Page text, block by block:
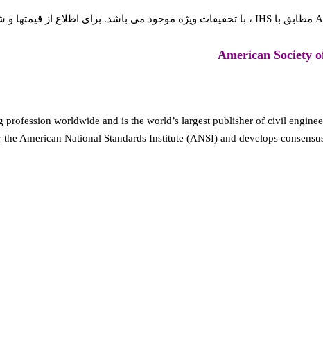
worldwide and is the world’s largest publisher of civil
American National Standards Institute (ANSI) and develops